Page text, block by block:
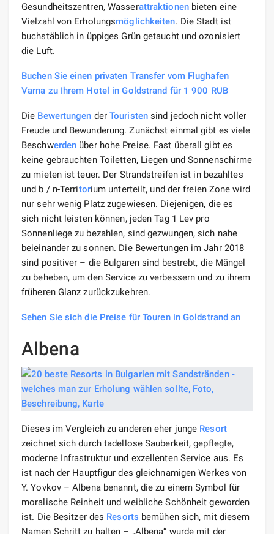
Gesundheitszentren, Wasserattraktionenbieten eine
Vielzahl von Erholungsmöglichkeiten. Die Stadt ist
buchstäblich in üppiges Grün getaucht und ozonisiert
die Luft.
Buchen Sie einen privaten Transfer vom Flughafen
Varna zu Ihrem Hotel in Goldstrand für 1 900 RUB
Die Bewertungen derTouristensind jedoch nicht voller
Freude und Bewunderung. Zunächst einmal gibt es viele
Beschwerden über hohe Preise. Fast überall gibt es
keine gebrauchten Toiletten, Liegen und Sonnenschirme
zu mieten ist teuer. Der Strandstreifen ist in bezahltes
und b / n-Territorium unterteilt, und der freien Zone wird
nur sehr wenig Platz zugewiesen. Diejenigen, die es
sich nicht leisten können, jeden Tag 1 Lev pro
Sonnenliege zu bezahlen, sind gezwungen, sich nahe
beieinander zu sonnen. Die Bewertungen im Jahr 2018
sind positiver – die Bulgaren sind bestrebt, die Mängel
zu beheben, um den Service zu verbessern und zu ihrem
früheren Glanz zurückzukehren.
Sehen Sie sich die Preise für Touren in Goldstrand an
Albena
Dieses im Vergleich zu anderen eher junge Resort
zeichnet sich durch tadellose Sauberkeit, gepflegte,
moderne Infrastruktur und exzellenten Service aus. Es
ist nach der Hauptfigur des gleichnamigen Werkes von
Y. Yovkov – Albena benannt, die zu einem Symbol für
moralische Reinheit und weibliche Schönheit geworden
ist. Die Besitzer des Resorts bemühen sich, mit diesem
Namen Schritt zu halten – „Albena“ wurde mit der